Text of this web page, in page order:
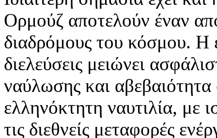
Ορμούζ αποτελούν έναν
διαδρόμους του κόσμου. Η
διελεύσεις μειώνει
ναύλωσης και αβεβαιότητα
ελληνόκτητη ναυτιλία, με
τις διεθνείς μεταφορές